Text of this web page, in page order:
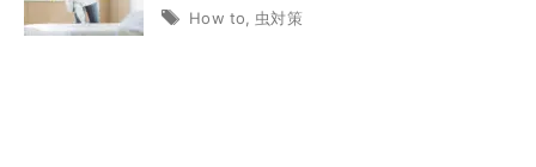
How to 虫対策